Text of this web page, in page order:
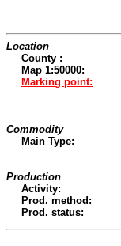
Location
County :
Map 1:50000:
Marking point:
Commodity
Main Type:
Production
Activity:
Prod. method:
Prod. status: